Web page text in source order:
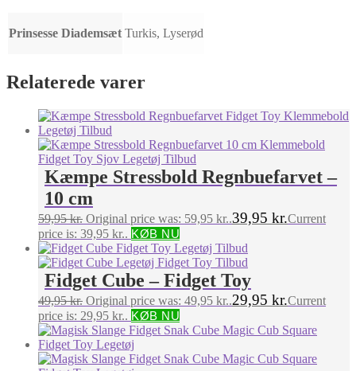
Prinsesse Diademsæt Turkis, Lyserød
Relaterede varer
Kæmpe Stressbold Regnbuefarvet –
10 cm
59,95kr. Original price was: 59,95 kr..39,95 kr.Current
price is: 39,95 kr.. KØB NU
Fidget Cube – Fidget Toy
49,95kr. Original price was: 49,95 kr..29,95 kr.Current
price is: 29,95 kr.. KØB NU